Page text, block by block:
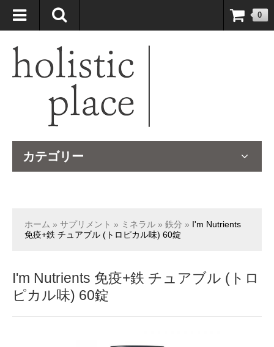
自然療法大国のオーストラリアより、臨床経験＆知識の豊富なナチュ
ロパスが厳選したサプリメントや ナチュラルグッズをお届けします！
0
カテゴリー
ホーム » サプリメント » ミネラル » 鉄分 » I'm Nutrients
免疫+鉄 チュアブル (トロピカル味) 60錠
I'm Nutrients 免疫+鉄 チュアブル (トロ
ピカル味) 60錠